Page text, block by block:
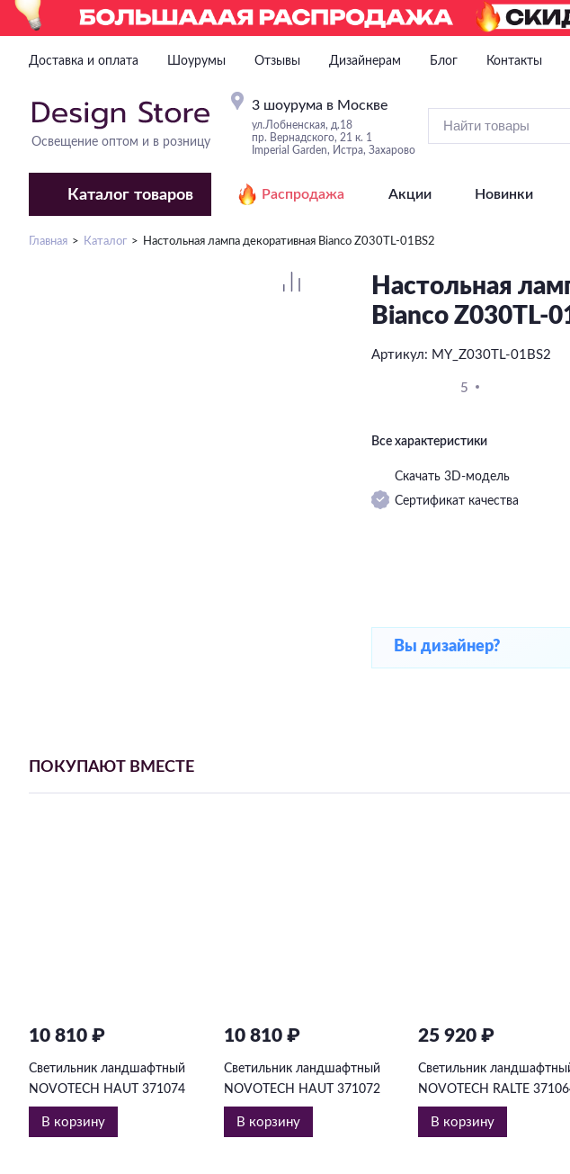
Доставка и оплата Шоурумы Отзывы Дизайнерам Блог Контакты
Освещение оптом и в розницу
3 шоурума в Москве
ул.Лобненская, д.18
пр. Вернадского, 21 к. 1
Imperial Garden, Истра, Захарово
Каталог товаров Распродажа Акции Новинки
Главная Каталог Настольная лампа декоративная Bianco Z030TL-01BS2
Настольная
Bianco Z030TL-
Артикул: MY_Z030TL-01BS2
5
Все характеристики
Скачать 3D-модель
Сертификат качества
Вы дизайнер?
ПОКУПАЮТ ВМЕСТЕ
10 810 ₽
Светильник ландшафтный
NOVOTECH HAUT 371074
В корзину
10 810 ₽
Светильник ландшафтный
NOVOTECH HAUT 371072
В корзину
25 920 ₽
Светильник
NOVOTECH RALTE
В корзину